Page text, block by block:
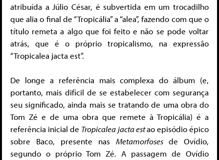
atribuída a Júlio César, é subvertida em um trocadilho
que alia o final de “Tropicália” a “alea”, fazendo com que o
título remeta a algo que foi feito e não se pode voltar
atrás, que é o próprio tropicalismo, na expressão
“Tropicalea jacta est”.
De longe a referência mais complexa do álbum (e,
portanto, mais difícil de se estabelecer com segurança
seu significado, ainda mais se tratando de uma obra do
Tom Zé e de uma obra que remete à Tropicália) é a
referência inicial de Tropicalea jacta estao episódio épico
sobre Baco, presente nas Metamorfoses de Ovídio,
segundo o próprio Tom Zé. A passagem de Ovídio